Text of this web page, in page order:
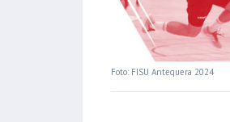
Foto: FISU Antequera 2024